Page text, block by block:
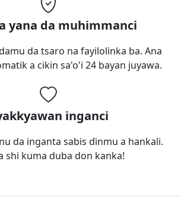
yana da muhimmanci
da tsaro na fayilolinka ba. Ana
a cikin sa'o'i 24 bayan juyawa.
inganci
da inganta sabis ɗinmu a hankali.
shi kuma duba don kanka!